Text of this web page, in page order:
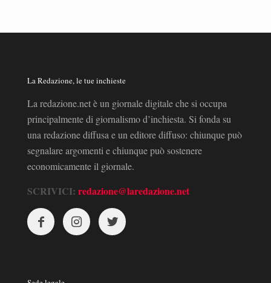
La Redazione, le tue inchieste
La redazione.net è un giornale digitale che si occupa
principalmente di giornalismo d’inchiesta. Si fonda su
una redazione diffusa e un editore diffuso: chiunque può
segnalare argomenti e chiunque può sostenere
economicamente il giornale.
SCRIVICI: redazione@laredazione.net